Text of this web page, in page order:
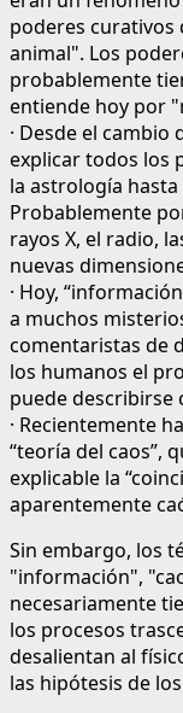
poderes curativos
animal". Los
probablemente
entiende hoy por
· Desde el
explicar todos los
la astrología
Probablemente
rayos X, el radio,
nuevas
· Hoy,
a muchos
comentaristas de
los humanos el
puede
· Recientemente
“teoría del caos”,
explicable la
aparentemente
Sin embargo, los
"información",
necesariamente
los procesos
desalientan al
las hipótesis de